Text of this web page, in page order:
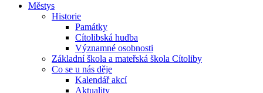
Městys
Historie
Památky
Cítolibská hudba
Významné osobnosti
Základní škola a mateřská škola Cítoliby
Co se u nás děje
Kalendář akcí
Aktuality